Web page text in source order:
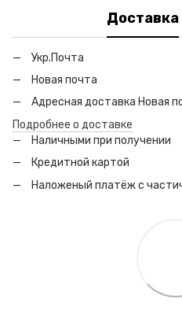
Доставка
Укр.Почта
Новая почта
Адресная доставка Новая
Подробнее о доставке
Наличными при получении
Кредитной картой
Наложеный платёж с